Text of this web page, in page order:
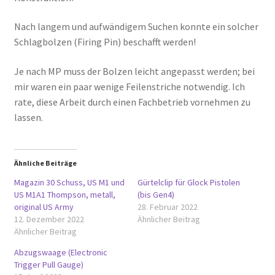
Nach langem und aufwändigem Suchen konnte ein solcher
Schlagbolzen (Firing Pin) beschafft werden!
Je nach MP muss der Bolzen leicht angepasst werden; bei
mir waren ein paar wenige Feilenstriche notwendig. Ich
rate, diese Arbeit durch einen Fachbetrieb vornehmen zu
lassen.
Ähnliche Beiträge
Magazin 30 Schuss, US M1 und
US M1A1 Thompson, metall,
original US Army
12. Dezember 2022
Ähnlicher Beitrag
Gürtelclip für Glock Pistolen
(bis Gen4)
28. Februar 2022
Ähnlicher Beitrag
Abzugswaage (Electronic
Trigger Pull Gauge)